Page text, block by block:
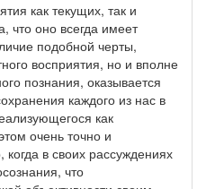
как текущих, так и
что оно всегда имеет
подобной черты,
восприятия, но и вполне
познания, оказывается
каждого из нас в
как
очень точно и
в своих рассуждениях
что